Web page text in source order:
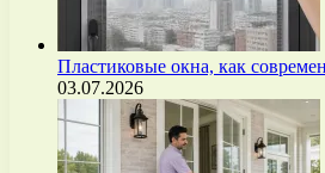
Пластиковые окна, как
03.07.2026